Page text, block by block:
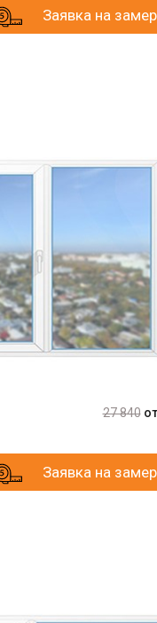
Заявка на замер
27 840
Заявка на замер